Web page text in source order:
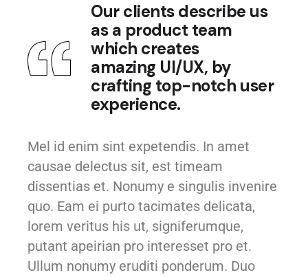
Our clients describe us
as a product team
which creates
amazing UI/UX, by
crafting top-notch user
experience.
Mel id enim sint expetendis. In amet
causae delectus sit, est timeam
dissentias et. Nonumy e singulis invenire
quo. Eam ei purto tacimates delicata,
lorem veritus his ut, signiferumque,
putant apeirian pro interesset pro et.
Ullum nonumy eruditi ponderum. Duo